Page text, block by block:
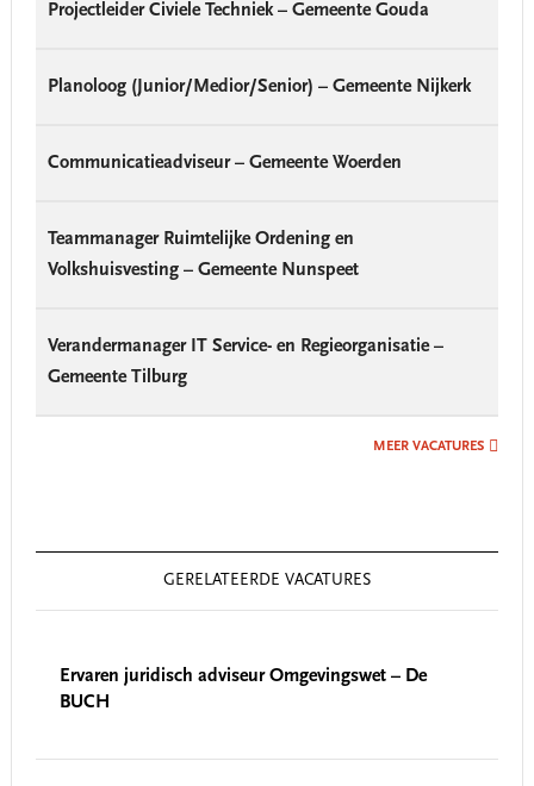
Projectleider Civiele Techniek – Gemeente Gouda
Planoloog (Junior/Medior/Senior) – Gemeente Nijkerk
Communicatieadviseur – Gemeente Woerden
Teammanager Ruimtelijke Ordening en
Volkshuisvesting – Gemeente Nunspeet
Verandermanager IT Service- en Regieorganisatie –
Gemeente Tilburg
MEER VACATURES
GERELATEERDE VACATURES
Ervaren juridisch adviseur Omgevingswet – De
BUCH